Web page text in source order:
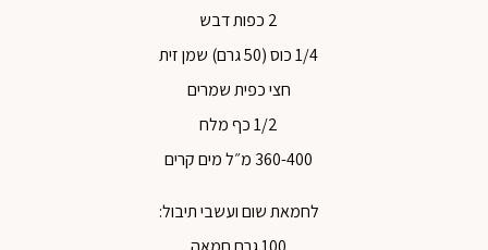
2 כפות דבש
1/4 כוס (50 גרם) שמן זית
חצי כפית שמרים
1/2 כף מלח
360-400 מ״ל מים קרים
לחמאת שום ועשבי תיבול: